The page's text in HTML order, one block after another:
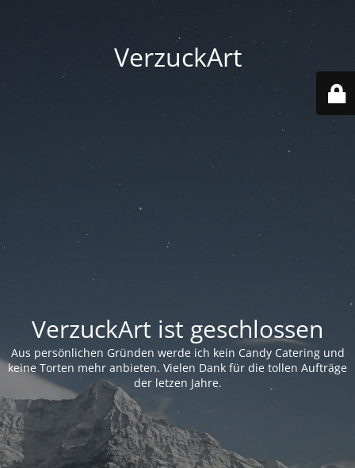
VerzuckArt
VerzuckArt ist geschlossen
Aus persönlichen Gründen werde ich kein Candy Catering und
keine Torten mehr anbieten. Vielen Dank für die tollen Aufträge
der letzen Jahre.